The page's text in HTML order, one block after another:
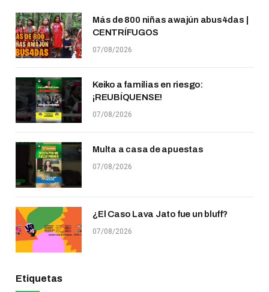
Más de 800 niñas awajún abus4das |
CENTRÍFUGOS
07/08/2026
Keiko a familias en riesgo:
¡REUBÍQUENSE!
07/08/2026
Multa a casa de apuestas
07/08/2026
¿El Caso Lava Jato fue un bluff?
07/08/2026
Etiquetas